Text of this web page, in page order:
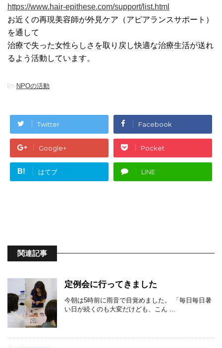
https://www.hair-epithese.com/support/list.html
お近くの再現美容師が外見ケア（アピアランスサポート）
を通して
治療で失った女性らしさを取り戻し快適な治療生活が送れ
るよう活動しています。
-NPOの活動
Twitter Facebook
Google+ Pocket
B! はてブ LINE
関連記事
定例会に行ってきました
今朝は5時前に雨音で目覚めました。 「毎日毎日暑
い日が続くのも大変だけども、こん ...